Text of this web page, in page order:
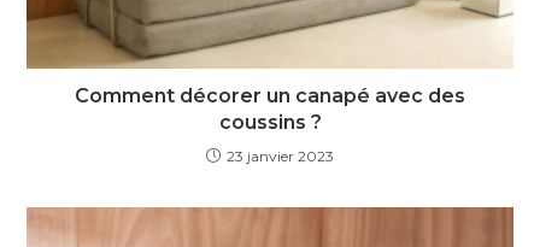
Comment décorer un canapé avec des
coussins ?
23 janvier 2023